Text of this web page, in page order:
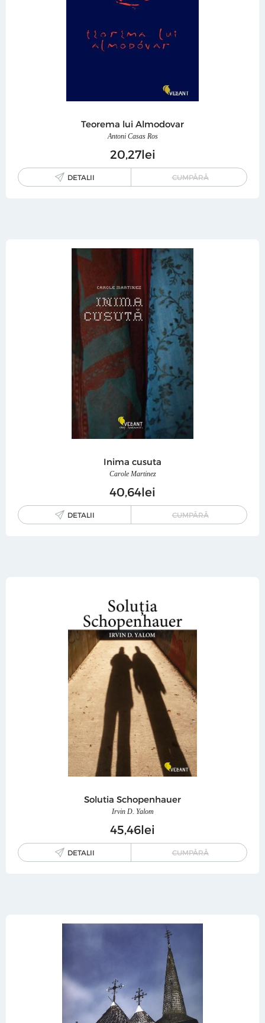
Teorema lui Almodovar
Antoni Casas Ros
2027lei
DETALII CUMPĂRĂ
Inima cusuta
Carole Martinez
40 64lei
DETALII CUMPĂRĂ
Solutia Schopenhauer
Irvin D. Yalom
45 46lei
DETALII CUMPĂRĂ